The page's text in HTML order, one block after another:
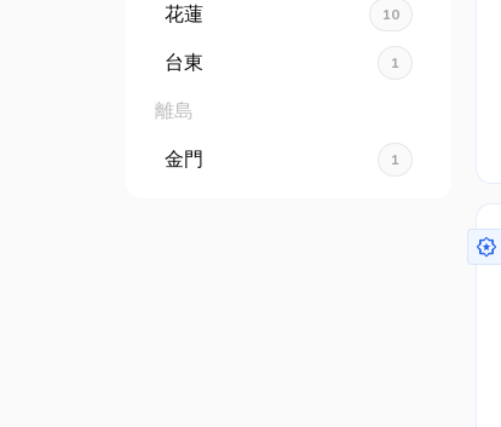
花蓮
10
台東 1
離島
金門
1
award_star